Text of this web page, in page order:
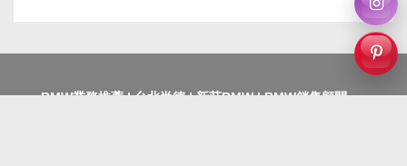
BMW業務推薦 | 台北尚德 |新莊BMW |BMW銷售顧問